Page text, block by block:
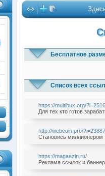
Здесь
Бесплатное
Список всех
https://multibux.org/
Для тех кто готов
http://webcoin.pro/
Становись миллионером
https://magaazin.ru/
Реклама ссылок и